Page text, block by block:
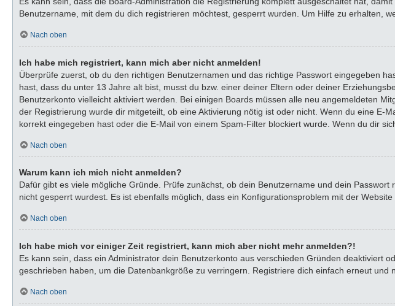
Benutzername, mit dem du dich registrieren möchtest, gesperrt wurden. Um Hilfe zu erhalten,
Nach oben
Ich habe mich registriert, kann mich aber nicht anmelden!
Überprüfe zuerst, ob du den richtigen Benutzernamen und das richtige Passwort eingegeben
hast, dass du unter 13 Jahre alt bist, musst du bzw. einer deiner Eltern oder deiner
Benutzerkonto vielleicht aktiviert werden. Bei einigen Boards müssen alle neu angemeldeten
der Registrierung wurde dir mitgeteilt, ob eine Aktivierung nötig ist oder nicht. Wenn du eine
korrekt eingegeben hast oder die E-Mail von einem Spam-Filter blockiert wurde. Wenn du dir
Nach oben
Warum kann ich mich nicht anmelden?
Dafür gibt es viele mögliche Gründe. Prüfe zunächst, ob dein Benutzername und dein
nicht gesperrt wurdest. Es ist ebenfalls möglich, dass ein Konfigurationsproblem mit der
Nach oben
Ich habe mich vor einiger Zeit registriert, kann mich aber nicht mehr anmelden?!
Es kann sein, dass ein Administrator dein Benutzerkonto aus verschieden Gründen deaktiviert
geschrieben haben, um die Datenbankgröße zu verringern. Registriere dich einfach erneut und
Nach oben